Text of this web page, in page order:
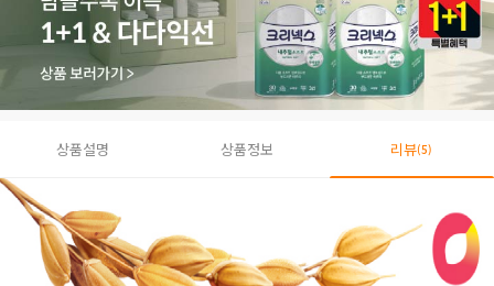
상품설명 상품정보 리뷰(5)